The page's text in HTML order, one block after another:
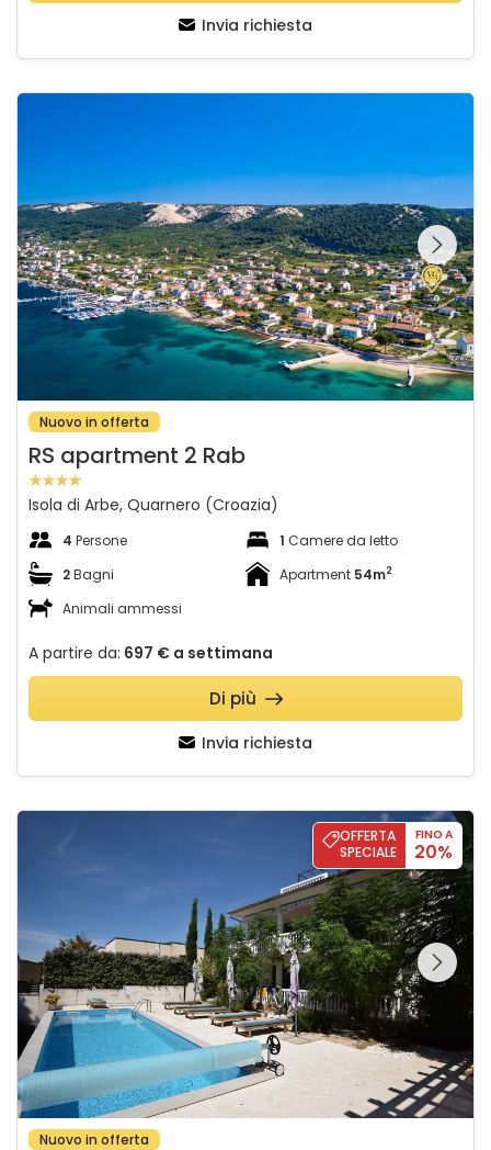
Invia richiesta
Guardate l'intera
galleria sulla
Nuovo in offerta
RS apartment 2 Rab
Isola di Arbe, Quarnero (Croazia)
4 Persone 1 Camere da letto
2Bagni Apartment 54m2
Animali ammessi
A partire da: 697 € a settimana
Invia richiesta
Di più
OFFERTA
SPECIALE
FINO A
20%
Guardate l'intera
galleria sulla
Nuovo in offerta